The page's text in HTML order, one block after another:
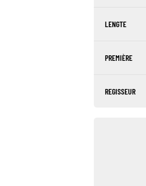
LENGTE
PREMIÈRE
REGISSEUR